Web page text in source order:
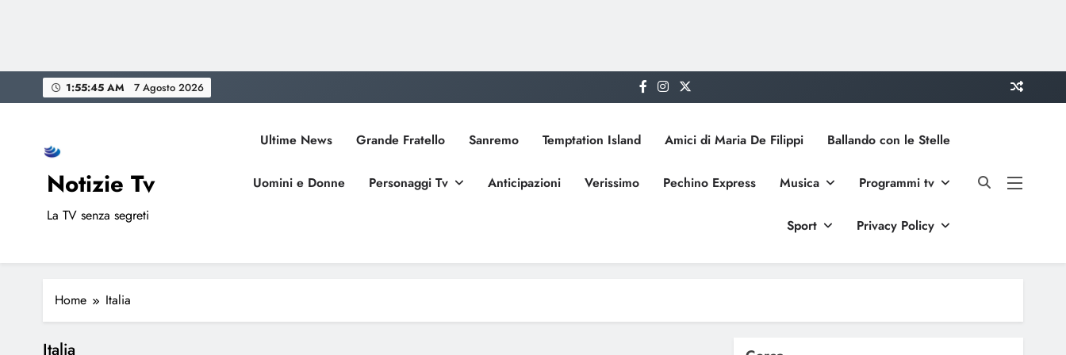
to
1:55:46 AM 7 Agosto 2026
Notizie Tv
La TV senza segreti
Ultime News Grande Fratello Sanremo Temptation Island Amici di Maria De Filippi Ballando con le Stelle
Uomini e Donne Personaggi Tv Anticipazioni Verissimo Pechino Express Musica Programmi tv
Sport Privacy Policy
Home Italia
Italia